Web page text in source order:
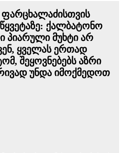
ფარცხალაძისთვის
ქალბატონო
პიარული მუხტი არ
ყველას ერთად
შეყოვნებებს აზრი
უნდა იმოქმედოთ